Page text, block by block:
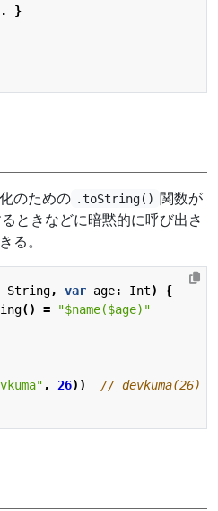
.
}
のための .toString() 関数が
ときなどに暗黙的に呼び出さ
る。
String, var age: Int)
{
() = "$name($age)"
, 26))